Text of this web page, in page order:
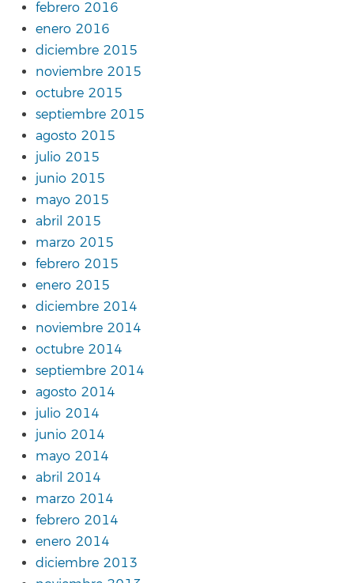
febrero 2016
enero 2016
diciembre 2015
noviembre 2015
octubre 2015
septiembre 2015
agosto 2015
julio 2015
junio 2015
mayo 2015
abril 2015
marzo 2015
febrero 2015
enero 2015
diciembre 2014
noviembre 2014
octubre 2014
septiembre 2014
agosto 2014
julio 2014
junio 2014
mayo 2014
abril 2014
marzo 2014
febrero 2014
enero 2014
diciembre 2013